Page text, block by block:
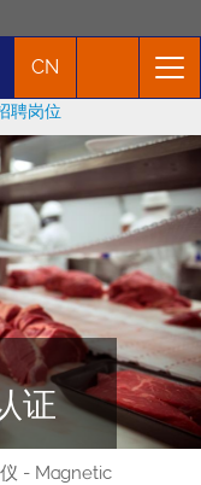
CN
聘岗位
证
- Magnetic